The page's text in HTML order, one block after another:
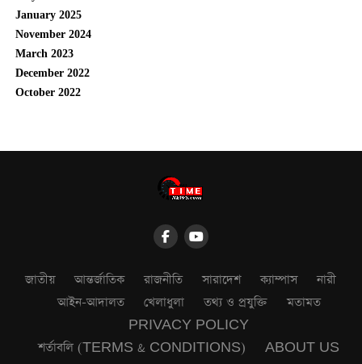
January 2025
November 2024
March 2023
December 2022
October 2022
জাতীয় আন্তর্জাতিক রাজনীতি সারাদেশ ক্যাম্পাস
নারী
আইন-আদালত
খেলাধুলা তথ্য ও প্রযুক্তি
মতামত
PRIVACY POLICY
শর্তাবলি (TERMS & CONDITIONS)
ABOUT US